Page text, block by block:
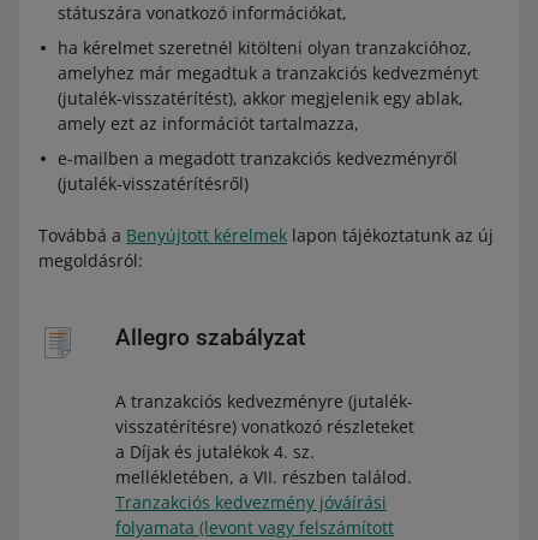
státuszára vonatkozó információkat,
ha kérelmet szeretnél kitölteni olyan tranzakcióhoz,
amelyhez már megadtuk a tranzakciós kedvezményt
(jutalék-visszatérítést), akkor megjelenik egy ablak,
amely ezt az információt tartalmazza,
e-mailben a megadott tranzakciós kedvezményről
(jutalék-visszatérítésről)
Továbbá a Benyújtott kérelmek lapon tájékoztatunk az új
megoldásról:
Allegro szabályzat
A tranzakciós kedvezményre (jutalék-
visszatérítésre) vonatkozó részleteket
a Díjak és jutalékok 4. sz.
mellékletében, a VII. részben találod.
Tranzakciós kedvezmény jóváírási
folyamata (levont vagy felszámított